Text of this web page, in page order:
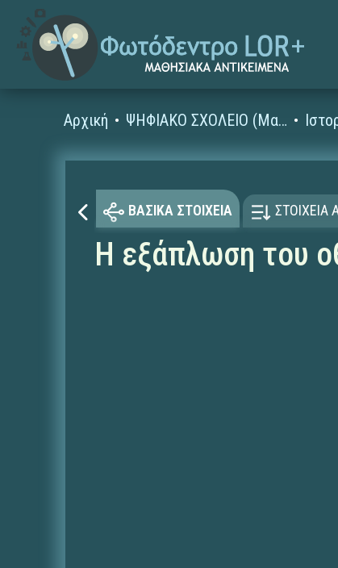
Αρχική ΨΗΦΙΑΚΟ ΣΧΟΛΕΙΟ (Μαθησιακά Αντικείμενα)
ΒΑΣΙΚΑ ΣΤΟΙΧΕΙΑ ΣΤΟΙΧΕΙΑ
Η εξάπλωση του